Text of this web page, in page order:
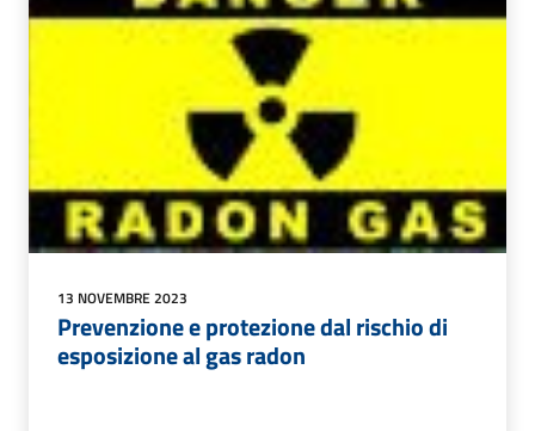
13 NOVEMBRE 2023
Prevenzione e protezione dal rischio di
esposizione al gas radon